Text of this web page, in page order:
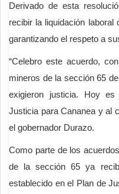
Derivado de esta
recibir la liquidación laboral
garantizando el respeto a
“Celebro este acuerdo,
mineros de la sección 65
exigieron justicia. Hoy
Justicia para Cananea y al
el gobernador Durazo.
Como parte de los
de la sección 65 ya
establecido en el Plan de